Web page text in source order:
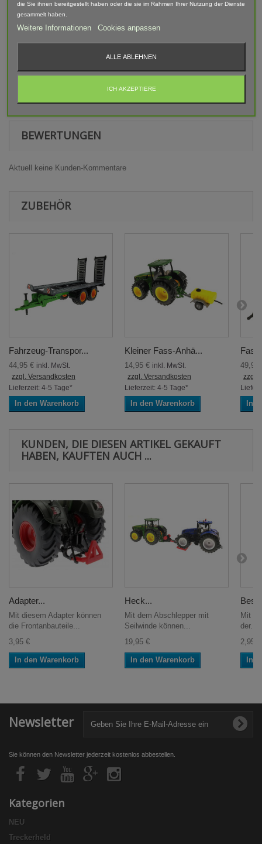
nach bearbeitet. Daher können Form, Farbe und Ausführung
abweichen.
Achtung! Modellbauartikel nicht für Kinder unter 14 Jahren
BEWERTUNGEN
Aktuell keine Kunden-Kommentare
ZUBEHÖR
Fahrzeug-Transpor...
44,95 € inkl. MwSt.
zzgl. Versandkosten
Lieferzeit: 4-5 Tage*
In den Warenkorb
Kleiner Fass-Anhä...
14,95 € inkl. MwSt.
zzgl. Versandkosten
Lieferzeit: 4-5 Tage*
In den Warenkorb
zzgl.
In
KUNDEN, DIE DIESEN ARTIKEL GEKAUFT
HABEN, KAUFTEN AUCH ...
Adapter...
Mit diesem Adapter können
die Frontanbauteile...
3,95 €
In den Warenkorb
Heck...
Mit dem Abschlepper mit
Seilwinde können...
19,95 €
In den Warenkorb
Mit
der...
2,95 €
In
Newsletter
Sie können den Newsletter jederzeit kostenlos abbestellen.
Kategorien
NEU
Treckerheld
die Sie ihnen bereitgestellt haben oder die sie im Rahmen Ihrer Nutzung der Dienste
gesammelt haben.
Weitere Informationen Cookies anpassen
ALLE ABLEHNEN
ICH AKZEPTIERE